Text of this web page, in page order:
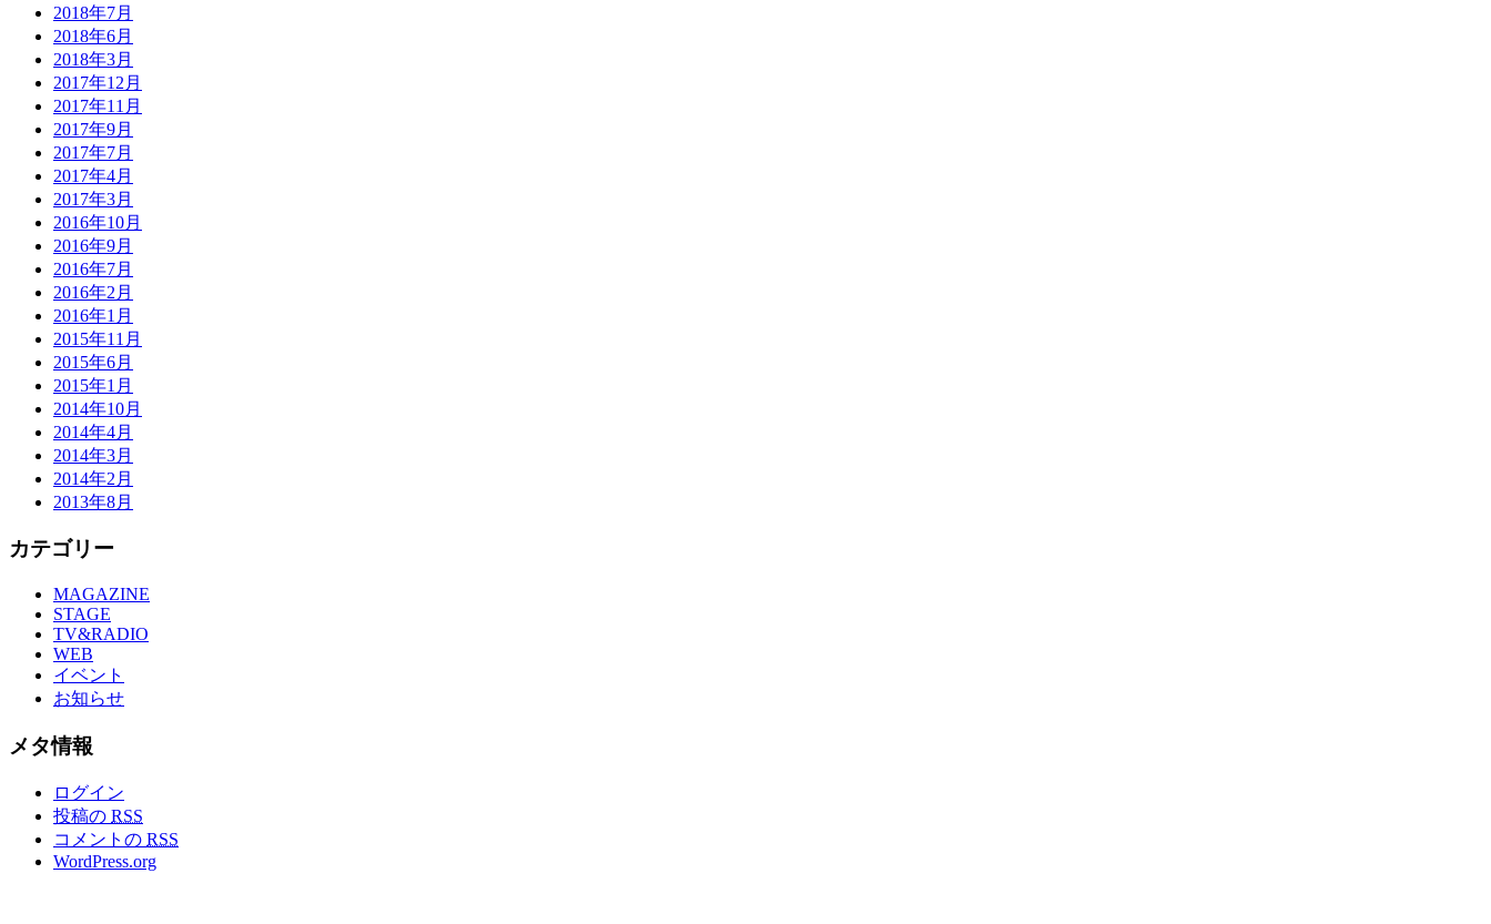
2018年7月
2018年6月
2018年3月
2017年12月
2017年11月
2017年9月
2017年7月
2017年4月
2017年3月
2016年10月
2016年9月
2016年7月
2016年2月
2016年1月
2015年11月
2015年6月
2015年1月
2014年10月
2014年4月
2014年3月
2014年2月
2013年8月
カテゴリー
MAGAZINE
STAGE
TV&RADIO
WEB
イベント
お知らせ
メタ情報
ログイン
投稿の RSS
コメントの RSS
WordPress.org